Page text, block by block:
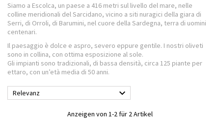
Siamo a Escolca, un paese a 416 metri sul livello del mare, nelle
colline meridionali del Sarcidano, vicino a siti nuragici della giara di
Serri, di Orroli, di Barumini, nel cuore della Sardegna, terra di uomini
centenari.
Il paesaggio è dolce e aspro, severo eppure gentile. I nostri oliveti
sono in collina, con ottima esposizione al sole.
Gli impianti sono tradizionali, di bassa densità, circa 125 piante per
ettaro, con un’età media di 50 anni.
Relevanz 
Anzeigen von 1-2 für 2 Artikel